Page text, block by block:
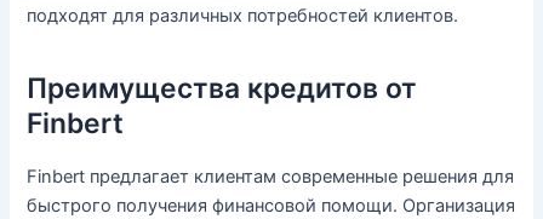
подходят для различных потребностей клиентов.
Преимущества кредитов от
Finbert
Finbert предлагает клиентам современные решения для
быстрого получения финансовой помощи. Организация